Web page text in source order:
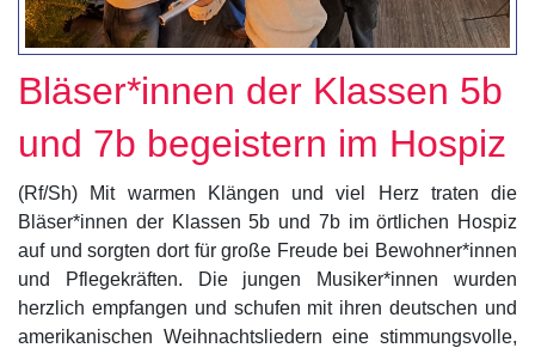
Bläser*innen der Klassen 5b
und 7b begeistern im Hospiz
(Rf/Sh) Mit warmen Klängen und viel Herz traten die
Bläser*innen der Klassen 5b und 7b im örtlichen Hospiz
auf und sorgten dort für große Freude bei Bewohner*innen
und Pflegekräften. Die jungen Musiker*innen wurden
herzlich empfangen und schufen mit ihren deutschen und
amerikanischen Weihnachtsliedern eine stimmungsvolle,